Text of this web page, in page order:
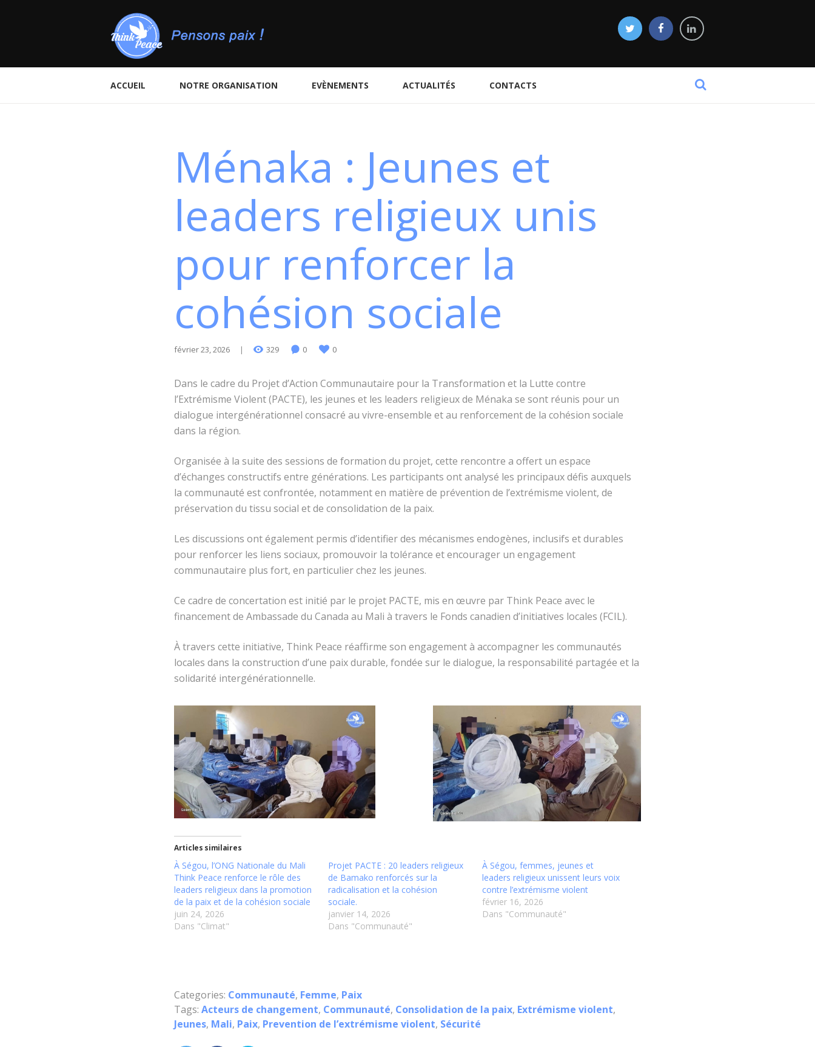
ACCUEIL NOTRE ORGANISATION EVÈNEMENTS ACTUALITÉS CONTACTS
Ménaka : Jeunes et
leaders religieux unis
pour renforcer la
cohésion sociale
février 23, 2026 329 0 0
Dans le cadre du Projet d’Action Communautaire pour la Transformation et la Lutte contre
l’Extrémisme Violent (PACTE), les jeunes et les leaders religieux de Ménaka se sont réunis pour un
dialogue intergénérationnel consacré au vivre-ensemble et au renforcement de la cohésion sociale
dans la région.
Organisée à la suite des sessions de formation du projet, cette rencontre a offert un espace
d’échanges constructifs entre générations. Les participants ont analysé les principaux défis auxquels
la communauté est confrontée, notamment en matière de prévention de l’extrémisme violent, de
préservation du tissu social et de consolidation de la paix.
Les discussions ont également permis d’identifier des mécanismes endogènes, inclusifs et durables
pour renforcer les liens sociaux, promouvoir la tolérance et encourager un engagement
communautaire plus fort, en particulier chez les jeunes.
Ce cadre de concertation est initié par le projet PACTE, mis en œuvre par Think Peace avec le
financement de Ambassade du Canada au Mali à travers le Fonds canadien d’initiatives locales (FCIL).
À travers cette initiative, Think Peace réaffirme son engagement à accompagner les communautés
locales dans la construction d’une paix durable, fondée sur le dialogue, la responsabilité partagée et la
solidarité intergénérationnelle.
Articles similaires
À Ségou, l’ONG Nationale du Mali
Think Peace renforce le rôle des
leaders religieux dans la promotion
de la paix et de la cohésion sociale
juin 24, 2026
Dans "Climat"
Projet PACTE : 20 leaders religieux
de Bamako renforcés sur la
radicalisation et la cohésion
sociale.
janvier 14, 2026
Dans "Communauté"
À Ségou, femmes, jeunes et
leaders religieux unissent leurs voix
contre l’extrémisme violent
février 16, 2026
Dans "Communauté"
Categories: Communauté, Femme, Paix
Tags: Acteurs de changement, Communauté, Consolidation de la paix, Extrémisme violent,
Jeunes, Mali, Paix, Prevention de l’extrémisme violent, Sécurité